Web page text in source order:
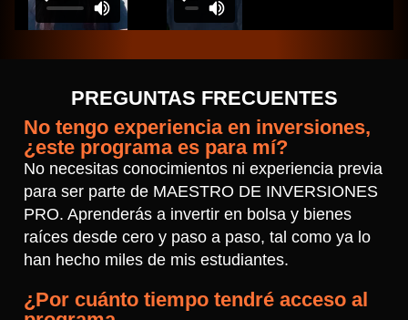
PREGUNTAS FRECUENTES
No tengo experiencia en inversiones,
¿este programa es para mí?
No necesitas conocimientos ni experiencia previa
para ser parte de MAESTRO DE INVERSIONES
PRO. Aprenderás a invertir en bolsa y bienes
raíces desde cero y paso a paso, tal como ya lo
han hecho miles de mis estudiantes.
¿Por cuánto tiempo tendré acceso al